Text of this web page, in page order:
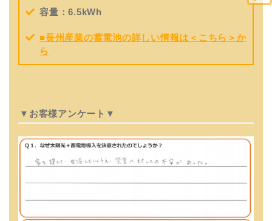
容量：6.5kWh
■長州産業の蓄電池の詳しい情報は＜こちら＞か
ら
▼お客様アンケート▼